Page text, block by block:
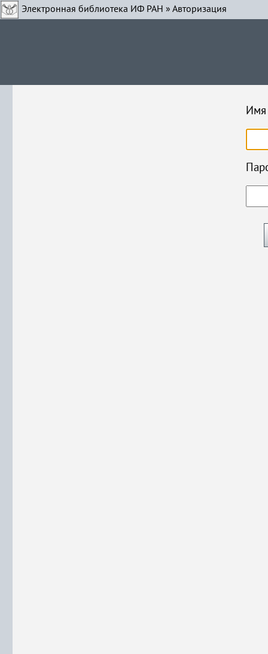
Электронная библиотека ИФ РАН » Авторизация
Имя